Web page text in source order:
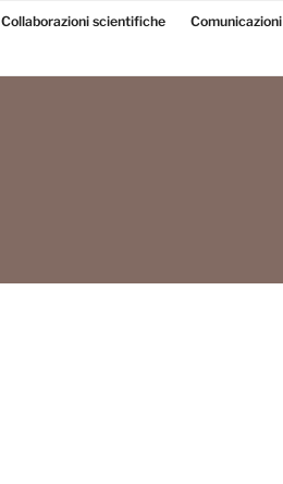
Collaborazioni scientifiche Comunicazioni